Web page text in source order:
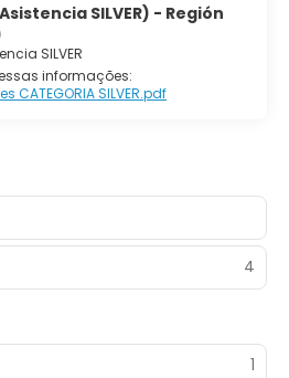
SILVER) - Región
SILVER
informações:
SILVER.pdf
4
1